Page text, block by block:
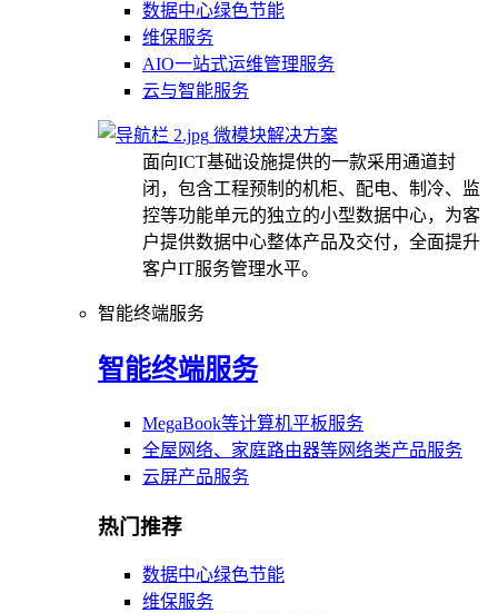
数据中心绿色节能
维保服务
AIO一站式运维管理服务
云与智能服务
微模块解决方案
面向ICT基础设施提供的一款采用通道封
闭，包含工程预制的机柜、配电、制冷、监
控等功能单元的独立的小型数据中心，为客
户提供数据中心整体产品及交付，全面提升
客户IT服务管理水平。
智能终端服务
智能终端服务
MegaBook等计算机平板服务
全屋网络、家庭路由器等网络类产品服务
云屏产品服务
热门推荐
数据中心绿色节能
维保服务